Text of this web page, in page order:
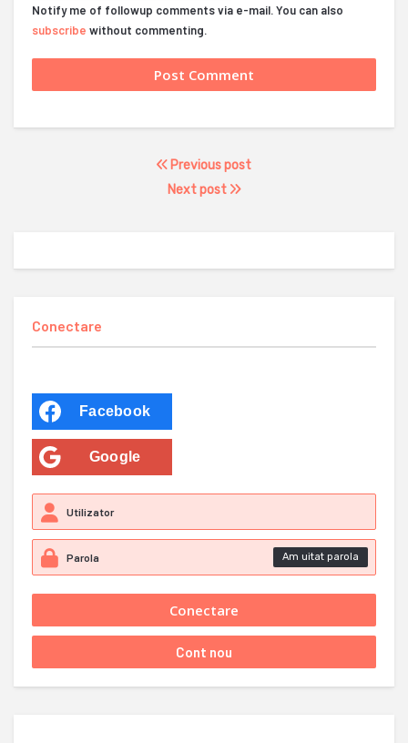
Notify me of followup comments via e-mail. You can also
subscribe without commenting.
Previous post
Next post
Conectare
Facebook
Google
Am uitat parola